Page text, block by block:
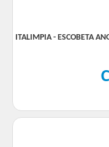
ITALIMPIA - ESCOBETA